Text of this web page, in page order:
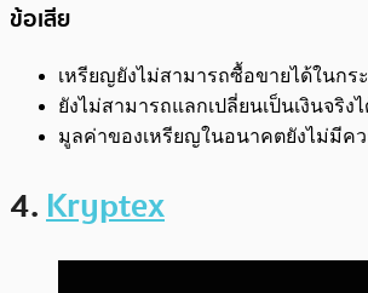
ข้อเสีย
เหรียญยังไม่สามารถซื้อขายได้ในกร
ยังไม่สามารถแลกเปลี่ยนเป็นเงินจริง
มูลค่าของเหรียญในอนาคตยังไม่มีค
4.Kryptex